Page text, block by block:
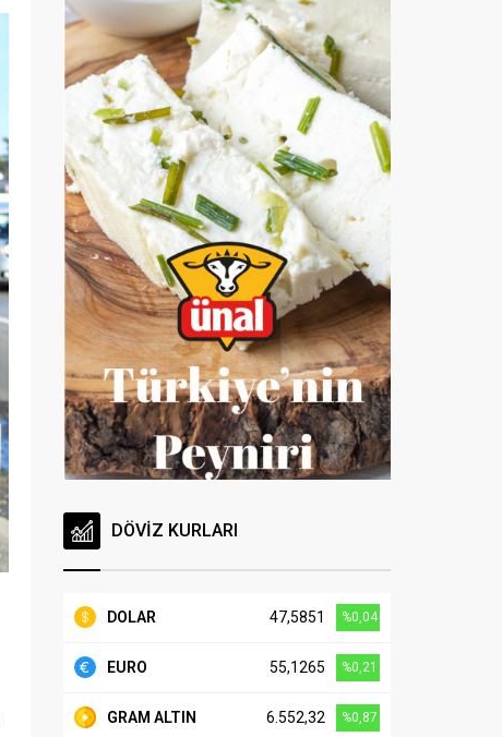
DÖVİZ KURLARI
DOLAR 47,5851 %0,04
EURO 55,1265 %0,21
GRAM ALTIN 6.552,32 %0,87